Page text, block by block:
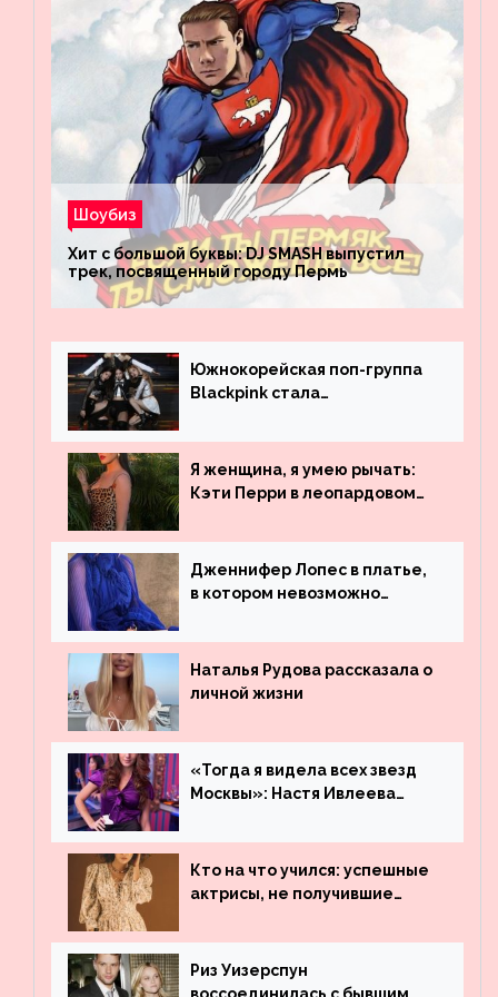
Шоубиз
Хит с большой буквы: DJ SMASH выпустил
трек, посвященный городу Пермь
Южнокорейская поп-группа
Blackpink стала
просмотрам на YouTube. Они
обогнали даже Джастина
Бибера
Я женщина, я умею рычать:
Кэти Перри в леопардовом
Дженнифер Лопес в платье,
в котором невозможно
Наталья Рудова рассказала о
личной жизни
«Тогда я видела всех звезд
Москвы»: Настя Ивлеева
популярности и выложила
архивные фото
Кто на что учился: успешные
актрисы, не получившие
Риз Уизерспун